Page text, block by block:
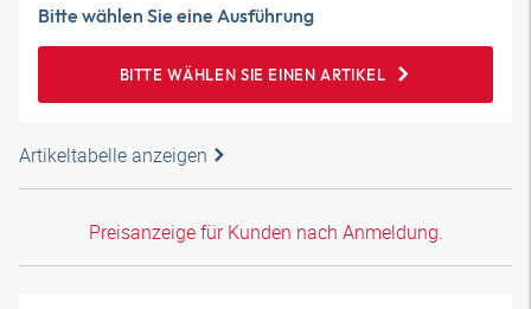
Bitte wählen Sie eine Ausführung
BITTE WÄHLEN SIE EINEN ARTIKEL
Artikeltabelle anzeigen
Preisanzeige für Kunden nach Anmeldung.